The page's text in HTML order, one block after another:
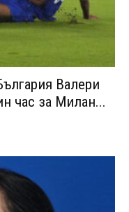
Валери
час за Милан...